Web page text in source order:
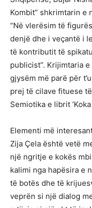
Kombit” shkrimtarin e
“Në vlerësim të
denjë dhe i veçantë i
të kontributit të
publicist”. Krijimtaria
gjysëm më parë për
prej të cilave fituese
Semiotika e librit
Elementi më
Zija Çela është vetë
një ngritje e kokës
kalimi nga hapësira e
të botës dhe të
veprën si një dialog